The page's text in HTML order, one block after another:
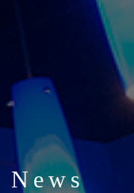
News